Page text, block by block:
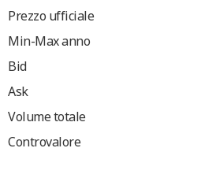
Prezzo ufficiale
Min-Max anno
Bid
Ask
Volume totale
Controvalore